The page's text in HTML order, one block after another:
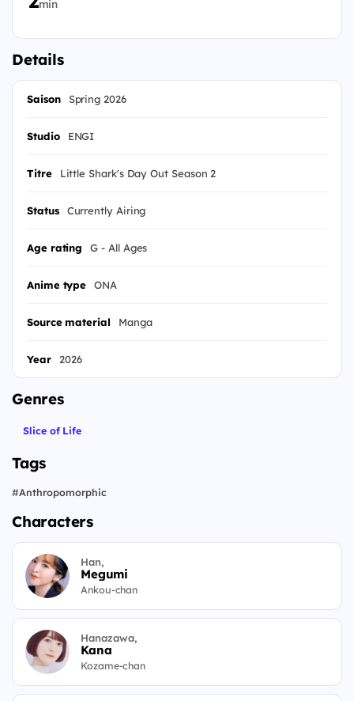
min
Details
Saison Spring 2026
Studio ENGI
Titre Little Shark's Day Out Season 2
Status Currently Airing
Age rating G - All Ages
Anime type ONA
Source material Manga
Year 2026
Genres
Slice of Life
Tags
#Anthropomorphic
Characters
Han,
Megumi
Ankou-chan
Hanazawa,
Kana
Kozame-chan